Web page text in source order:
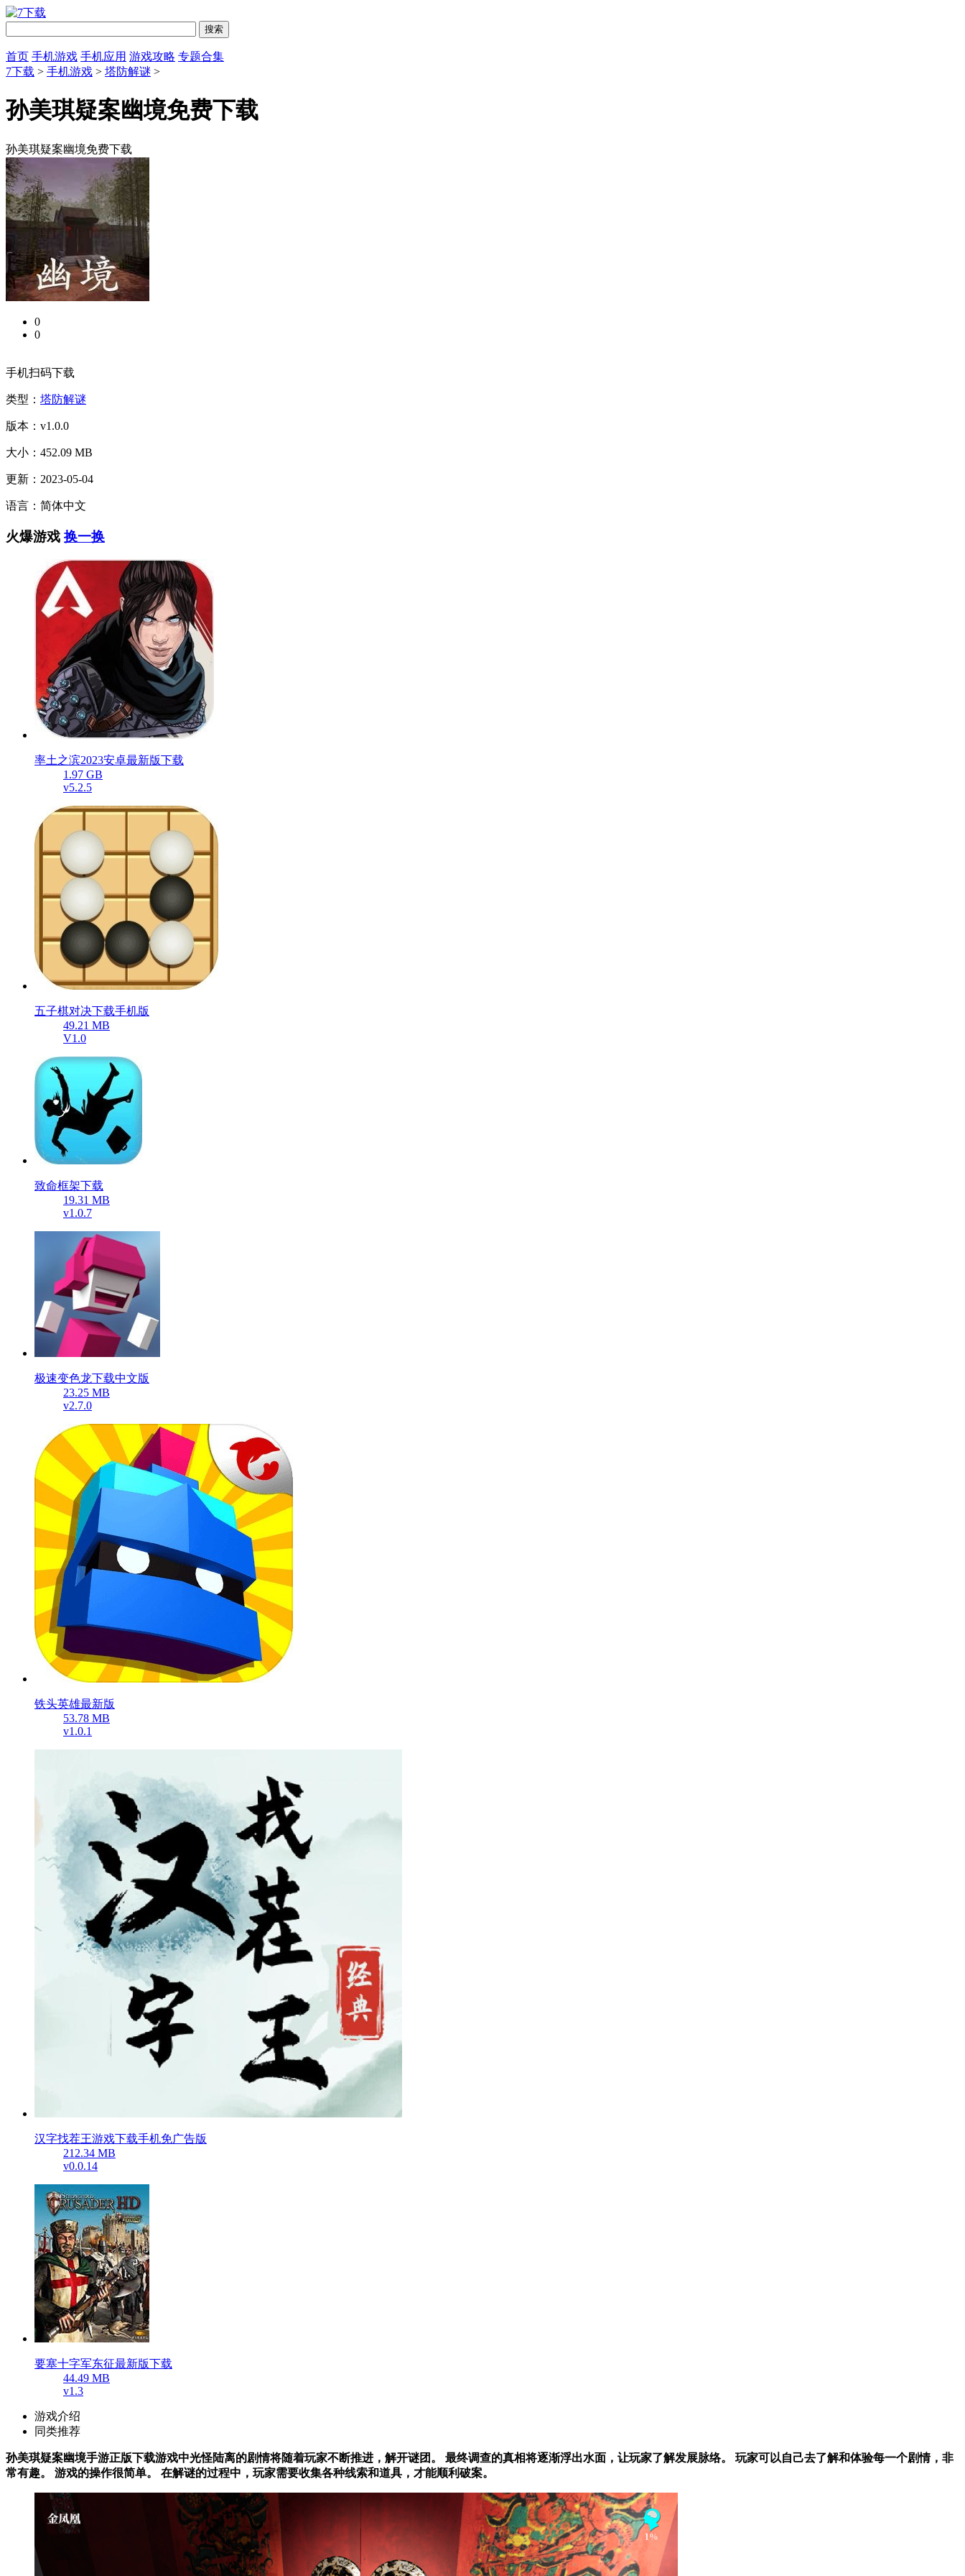
首页 手机游戏 手机应用 游戏攻略 专题合集
7下载 > 手机游戏 > 塔防解谜 >
孙美琪疑案幽境免费下载
孙美琪疑案幽境免费下载
0
0
手机扫码下载
类型： 塔防解谜
版本：v1.0.0
大小：452.09 MB
更新：2023-05-04
语言：简体中文
火爆游戏 换一换
率土之滨2023安卓最新版下载
1.97 GB
v5.2.5
五子棋对决下载手机版
49.21 MB
V1.0
致命框架下载
19.31 MB
v1.0.7
极速变色龙下载中文版
23.25 MB
v2.7.0
铁头英雄最新版
53.78 MB
v1.0.1
汉字找茬王游戏下载手机免广告版
212.34 MB
v0.0.14
要塞十字军东征最新版下载
44.49 MB
v1.3
游戏介绍
同类推荐
孙美琪疑案幽境手游正版下载游戏中光怪陆离的剧情将随着玩家不断推进，解开谜团。 最终调查的真相将逐渐浮出水面，让玩家了解发展脉络。 玩家可以自己去了解和体验每一个剧情，非
常有趣。 游戏的操作很简单。 在解谜的过程中，玩家需要收集各种线索和道具，才能顺利破案。